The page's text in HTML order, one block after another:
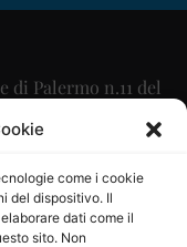
come i cookie
del dispositivo. Il
dati come il
sito. Non
Palermo n.11 del
Scaglione